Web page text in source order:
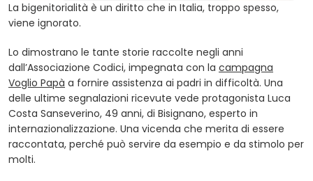
La bigenitorialità è un diritto che in Italia, troppo spesso,
viene ignorato.
Lo dimostrano le tante storie raccolte negli anni
dall’Associazione Codici, impegnata con la campagna
Voglio Papà a fornire assistenza ai padri in difficoltà. Una
delle ultime segnalazioni ricevute vede protagonista Luca
Costa Sanseverino, 49 anni, di Bisignano, esperto in
internazionalizzazione. Una vicenda che merita di essere
raccontata, perché può servire da esempio e da stimolo per
molti.